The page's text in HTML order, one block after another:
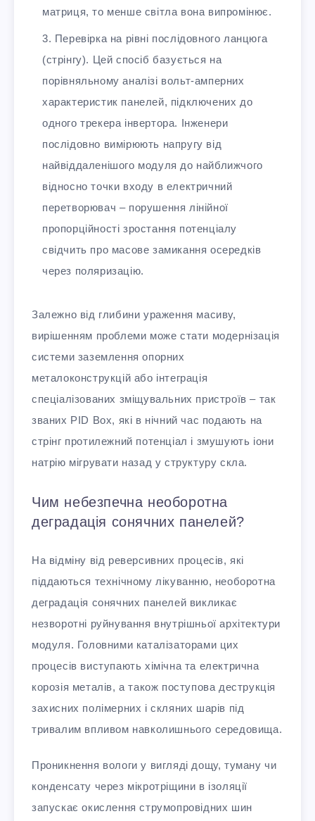
матриця, то менше світла вона випромінює.
Перевірка на рівні послідовного ланцюга
(стрінгу). Цей спосіб базується на
порівняльному аналізі вольт-амперних
характеристик панелей, підключених до
одного трекера інвертора. Інженери
послідовно вимірюють напругу від
найвіддаленішого модуля до найближчого
відносно точки входу в електричний
перетворювач – порушення лінійної
пропорційності зростання потенціалу
свідчить про масове замикання осередків
через поляризацію.
Залежно від глибини ураження масиву,
вирішенням проблеми може стати модернізація
системи заземлення опорних
металоконструкцій або інтеграція
спеціалізованих зміщувальних пристроїв – так
званих PID Box, які в нічний час подають на
стрінг протилежний потенціал і змушують іони
натрію мігрувати назад у структуру скла.
Чим небезпечна необоротна
деградація сонячних панелей?
На відміну від реверсивних процесів, які
піддаються технічному лікуванню, необоротна
деградація сонячних панелей викликає
незворотні руйнування внутрішньої архітектури
модуля. Головними каталізаторами цих
процесів виступають хімічна та електрична
корозія металів, а також поступова деструкція
захисних полімерних і скляних шарів під
тривалим впливом навколишнього середовища.
Проникнення вологи у вигляді дощу, туману чи
конденсату через мікротріщини в ізоляції
запускає окислення струмопровідних шин